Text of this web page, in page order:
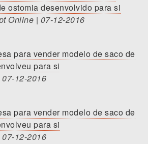
ostomia desenvolvido para si
Online | 07-12-2016
para vender modelo de saco de
para si
12-2016
para vender modelo de saco de
para si
12-2016